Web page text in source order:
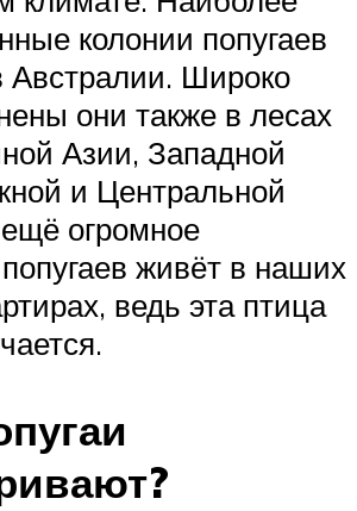
колонии попугаев
Австралии. Широко
они также в лесах
Азии, Западной
и Центральной
огромное
живёт в наших
ведь эта птица